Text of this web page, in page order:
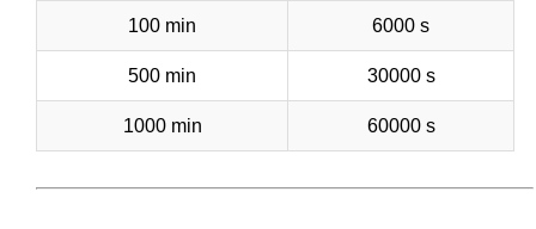
100 min 6000 s
500 min 30000 s
1000 min 60000 s